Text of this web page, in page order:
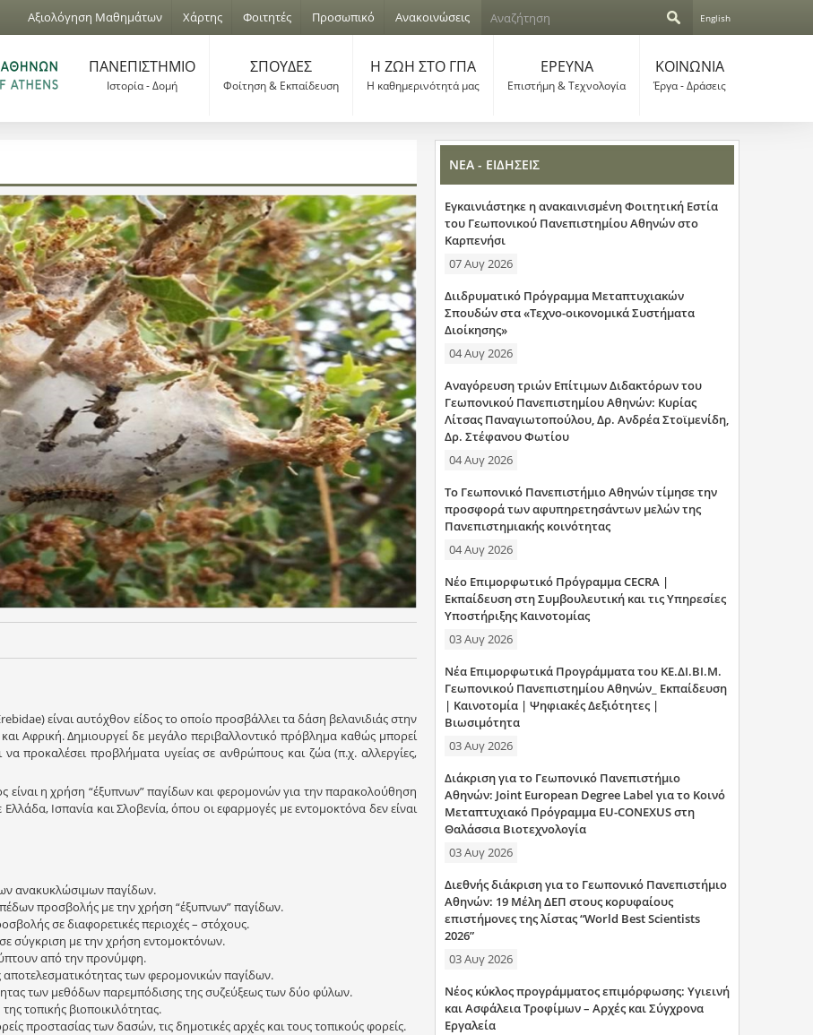
Jump to navigation
Αξιολόγηση Μαθημάτων Χάρτης Φοιτητές Προσωπικό Ανακοινώσεις
Φ
μ
α
α
ν
ζ
ή
τ
η
σ
η
ς
ζ
ή
τ
σ
η
English
ΠΑΝΕΠΙΣΤΗΜΙΟ
Ιστορία - Δομή
ΣΠΟΥΔΕΣ
Φοίτηση & Εκπαίδευση
Η ΖΩΗ ΣΤΟ ΓΠΑ
Η καθημερινότητά μας
ΕΡΕΥΝΑ
Επιστήμη & Τεχνολογία
ΚΟΙΝΩΝΙΑ
Έργα - Δράσεις
είναι αυτόχθον είδος το οποίο προσβάλλει τα δάση βελανιδιάς στην
Αφρική. Δημιουργεί δε μεγάλο περιβαλλοντικό πρόβλημα καθώς μπορεί
προκαλέσει προβλήματα υγείας σε ανθρώπους και ζώα (π.χ. αλλεργίες,
είναι η χρήση “έξυπνων” παγίδων και φερομονών για την παρακολούθηση
Ισπανία και Σλοβενία, όπου οι εφαρμογές με εντομοκτόνα δεν είναι
ανακυκλώσιμων παγίδων.
προσβολής με την χρήση “έξυπνων” παγίδων.
σε διαφορετικές περιοχές – στόχους.
σύγκριση με την χρήση εντομοκτόνων.
από την προνύμφη.
των φερομονικών παγίδων.
των μεθόδων παρεμπόδισης της συζεύξεως των δύο φύλων.
τοπικής βιοποικιλότητας.
προστασίας των δασών, τις δημοτικές αρχές και τους τοπικούς φορείς.
ΝΕΑ - ΕΙΔΗΣΕΙΣ
Εγκαινιάστηκε η ανακαινισμένη Φοιτητική Εστία
του Γεωπονικού Πανεπιστημίου Αθηνών στο
Καρπενήσι
07 Αυγ 2026
Διιδρυματικό Πρόγραμμα Μεταπτυχιακών
Σπουδών στα «Τεχνο-οικονομικά Συστήματα
Διοίκησης»
04 Αυγ 2026
Αναγόρευση τριών Επίτιμων Διδακτόρων του
Γεωπονικού Πανεπιστημίου Αθηνών: Κυρίας
Λίτσας Παναγιωτοπούλου, Δρ. Ανδρέα Στοϊμενίδη,
Δρ. Στέφανου Φωτίου
04 Αυγ 2026
Το Γεωπονικό Πανεπιστήμιο Αθηνών τίμησε την
προσφορά των αφυπηρετησάντων μελών της
Πανεπιστημιακής κοινότητας
04 Αυγ 2026
Νέο Επιμορφωτικό Πρόγραμμα CECRA |
Εκπαίδευση στη Συμβουλευτική και τις Υπηρεσίες
Υποστήριξης Καινοτομίας
03 Αυγ 2026
Νέα Επιμορφωτικά Προγράμματα του ΚΕ.ΔΙ.ΒΙ.Μ.
Γεωπονικού Πανεπιστημίου Αθηνών_ Εκπαίδευση
| Καινοτομία | Ψηφιακές Δεξιότητες |
Βιωσιμότητα
03 Αυγ 2026
Διάκριση για το Γεωπονικό Πανεπιστήμιο
Αθηνών: Joint European Degree Label για το Κοινό
Μεταπτυχιακό Πρόγραμμα EU-CONEXUS στη
Θαλάσσια Βιοτεχνολογία
03 Αυγ 2026
Διεθνής διάκριση για το Γεωπονικό Πανεπιστήμιο
Αθηνών: 19 Μέλη ΔΕΠ στους κορυφαίους
επιστήμονες της λίστας “World Best Scientists
2026”
03 Αυγ 2026
Νέος κύκλος προγράμματος επιμόρφωσης: Υγιεινή
και Ασφάλεια Τροφίμων – Αρχές και Σύγχρονα
Εργαλεία